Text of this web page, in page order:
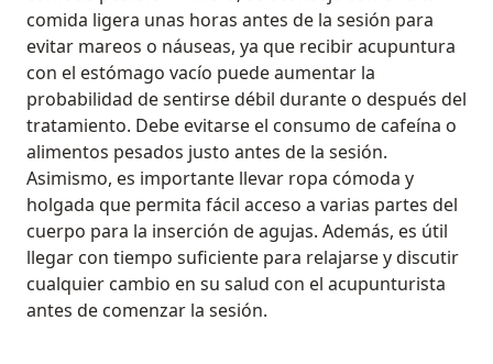
comida ligera unas horas antes de la sesión para
evitar mareos o náuseas, ya que recibir acupuntura
con el estómago vacío puede aumentar la
probabilidad de sentirse débil durante o después del
tratamiento. Debe evitarse el consumo de cafeína o
alimentos pesados justo antes de la sesión.
Asimismo, es importante llevar ropa cómoda y
holgada que permita fácil acceso a varias partes del
cuerpo para la inserción de agujas. Además, es útil
llegar con tiempo suficiente para relajarse y discutir
cualquier cambio en su salud con el acupunturista
antes de comenzar la sesión.